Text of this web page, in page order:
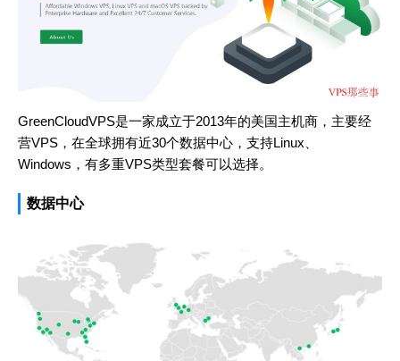
GreenCloudVPS是一家成立于2013年的美国主机商，主要经
营VPS，在全球拥有近30个数据中心，支持Linux、
Windows，有多重VPS类型套餐可以选择。
数据中心